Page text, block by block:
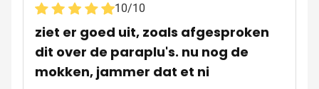
10/10
ziet er goed uit, zoals afgesproken
dit over de paraplu's. nu nog de
mokken, jammer dat et ni